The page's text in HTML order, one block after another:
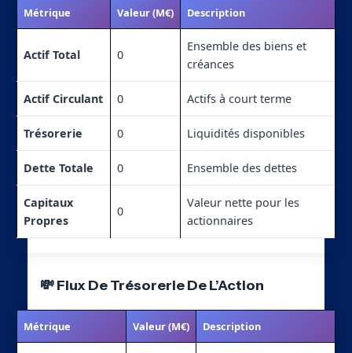
Métrique Valeur (M€) Description
Actif Total 0
Ensemble des biens et
créances
Actif Circulant 0 Actifs à court terme
Trésorerie 0 Liquidités disponibles
Dette Totale 0 Ensemble des dettes
Capitaux
Propres
0
Valeur nette pour les
actionnaires
💸 Flux De Trésorerie De L’Action
Métrique Valeur (M€) Description